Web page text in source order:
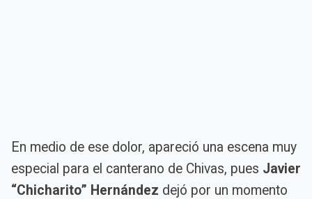
En medio de ese dolor, apareció una escena muy
especial para el canterano de Chivas, pues Javier
“Chicharito” Hernández dejó por un momento